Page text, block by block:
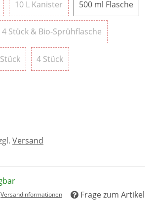
x 1 L Flasche
10 L Kanister10 L Kanister
500 ml Flasche500
Stück & Bio-SprühflascheStarter Set
12 Stück4 Stück4 Stück
Versand
Versandinformationen Frage zum Artikel